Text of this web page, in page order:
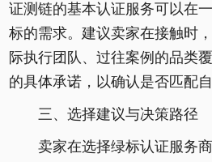
证测链的基本认证服务可以在
标的需求。建议卖家在接触时
际执行团队、过往案例的品类
的具体承诺，以确认是否匹配
三、选择建议与决策路径
卖家在选择绿标认证服务